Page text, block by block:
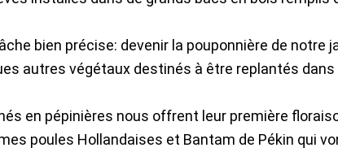
bien précise: devenir la pouponnière de notre
autres végétaux destinés à être replantés dans
en pépinières nous offrent leur première
poules Hollandaises et Bantam de Pékin qui